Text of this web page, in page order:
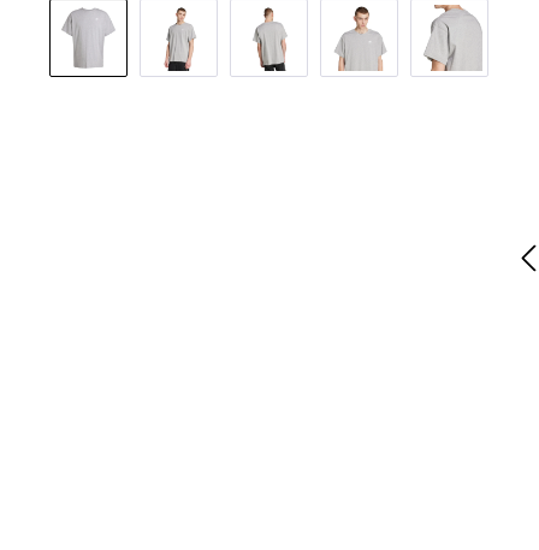
Bildergalerie überspringen